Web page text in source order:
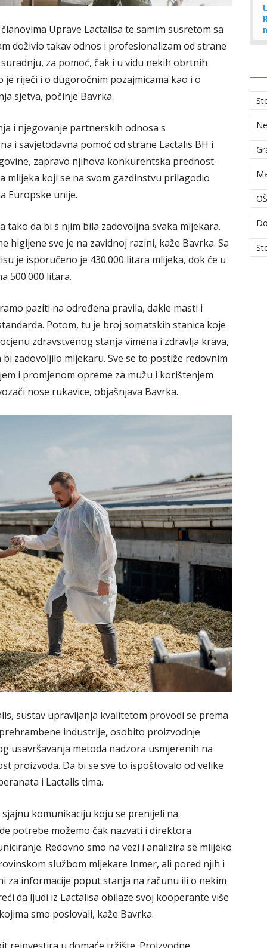
Uprave Lactalisa te samim susretom sa
doživio takav odnos i profesionalizam od strane
za pomoć, čak i u vidu nekih obrtnih
riječi i o dugoročnim pozajmicama kao i o
sjetva, počinje Bavrka.
i njegovanje partnerskih odnosa s
i savjetodavna pomoć od strane Lactalis BH i
zapravo njihova konkurentska prednost.
mlijeka koji se na svom gazdinstvu prilagodio
Europske unije.
da bi s njim bila zadovoljna svaka mljekara.
higijene sve je na zavidnoj razini, kaže Bavrka. Sa
je isporučeno je 430.000 litara mlijeka, dok će u
500.000 litara.
paziti na određena pravila, dakle masti i
Potom, tu je broj somatskih stanica koje
zdravstvenog stanja vimena i zdravlja krava,
zadovoljilo mljekaru. Sve se to postiže redovnim
i promjenom opreme za mužu i korištenjem
nose rukavice, objašnjava Bavrka.
sustav upravljanja kvalitetom provodi se prema
industrije, osobito proizvodnje
usavršavanja metoda nadzora usmjerenih na
proizvoda. Da bi se sve to ispoštovalo od velike
i Lactalis tima.
komunikaciju koju se prenijeli na
potrebe možemo čak nazvati i direktora
Redovno smo na vezi i analizira se mlijeko
službom mljekare Inmer, ali pored njih i
za informacije poput stanja na računu ili o nekim
da ljudi iz Lactalisa obilaze svoj kooperante više
smo poslovali, kaže Bavrka.